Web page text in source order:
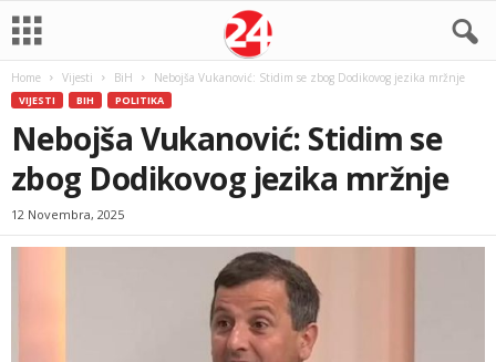
Home Vijesti BiH Nebojša Vukanović: Stidim se zbog Dodikovog jezika mržnje
VIJESTI BIH POLITIKA
Nebojša Vukanović: Stidim se
zbog Dodikovog jezika mržnje
12 Novembra, 2025